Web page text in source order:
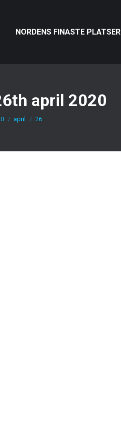
NORDENS FINASTE PLATSER
april 2020
april 26